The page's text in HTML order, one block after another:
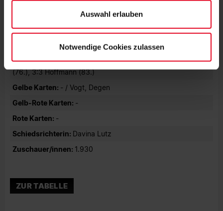
Auswahl erlauben
Notwendige Cookies zulassen
1:0 Müller (34., HE), 2:0 Kayikci (39.), 2:1
Wiankowska (45+2., FE), 2:2 Meßmer (72.), 2:3 Achcinska
(76.), 3:3 Hoffmann (83.)
Gelbe Karten: - / Vogt, Degen
Gelb-Rote Karten: -
Rote Karten: -
Schiedsrichterin: Davina Lutz
Zuschauer/innen: 1.930
ZUR TABELLE